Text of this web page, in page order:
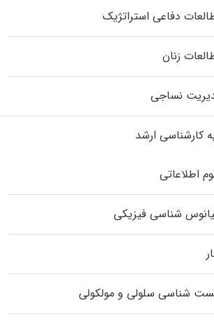
دفاعی استراتژیک
زنان
نساجی
کارشناسی ارشد
اطلاعاتی
شناسی فیزیکی
شناسی سلولی و مولکولی